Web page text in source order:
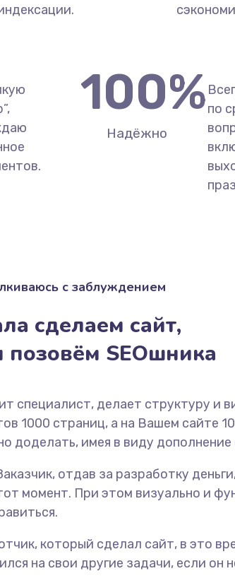
100%
Надёжно
по
с заблуждением
сделаем сайт,
позовём SEOшника
специалист, делает структуру и
1000 страниц, а на Вашем сайте
доделать, имея в виду дополнение
отдав за разработку
момент. При этом визуально и
который сделал сайт, в это
на свои другие задачи, если он